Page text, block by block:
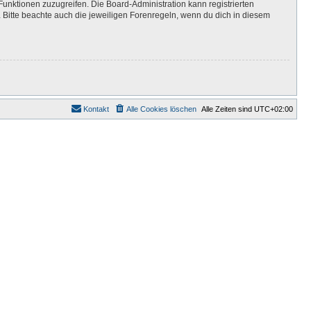
zuzugreifen. Die Board-Administration kann registrierten
beachte auch die jeweiligen Forenregeln, wenn du dich in diesem
Alle Zeiten sind UTC+02:00
Alle Cookies löschen
Kontakt